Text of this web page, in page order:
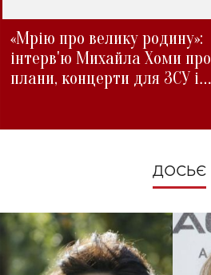
«Мрію про велику родину»:
інтерв'ю Михайла Хоми про
плани, концерти для ЗСУ і
ДОСЬЄ